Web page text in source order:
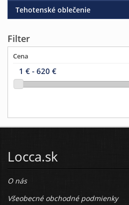
Tehotenské oblečenie
Filter
Cena
Locca.sk
O nás
Všeobecné obchodné podmienky